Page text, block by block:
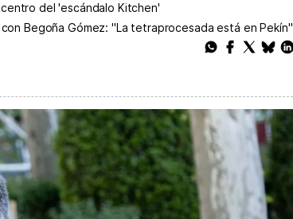
del 'escándalo Kitchen'
Begoña Gómez: "La tetraprocesada está en Pekín"